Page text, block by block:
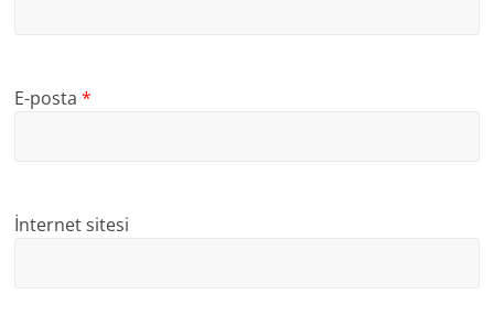
E-posta*
İnternet sitesi